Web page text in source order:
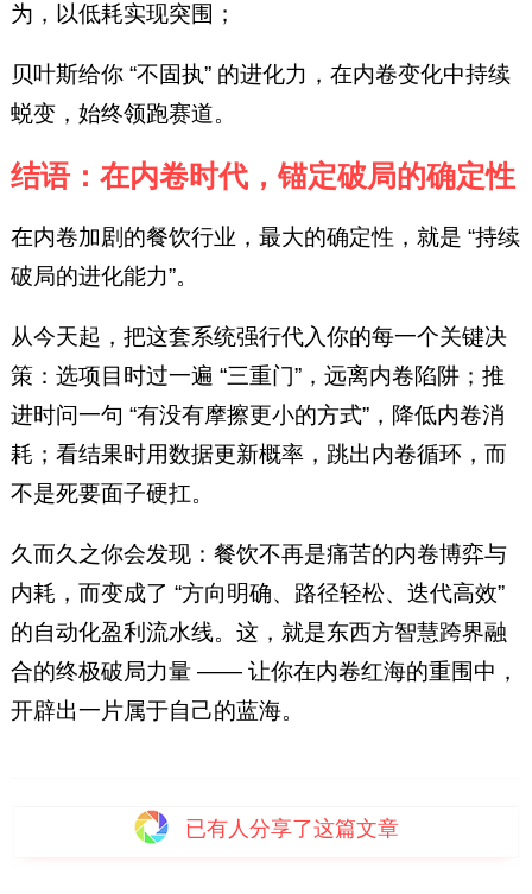
为，以低耗实现突围；
贝叶斯给你 “不固执” 的进化力，在内卷变化中持续
蜕变，始终领跑赛道。
结语：在内卷时代，锚定破局的确定性
在内卷加剧的餐饮行业，最大的确定性，就是 “持续
破局的进化能力”。
从今天起，把这套系统强行代入你的每一个关键决
策：选项目时过一遍 “三重门”，远离内卷陷阱；推
进时问一句 “有没有摩擦更小的方式”，降低内卷消
耗；看结果时用数据更新概率，跳出内卷循环，而
不是死要面子硬扛。
久而久之你会发现：餐饮不再是痛苦的内卷博弈与
内耗，而变成了 “方向明确、路径轻松、迭代高效”
的自动化盈利流水线。这，就是东西方智慧跨界融
合的终极破局力量 —— 让你在内卷红海的重围中，
开辟出一片属于自己的蓝海。
已有人分享了这篇文章